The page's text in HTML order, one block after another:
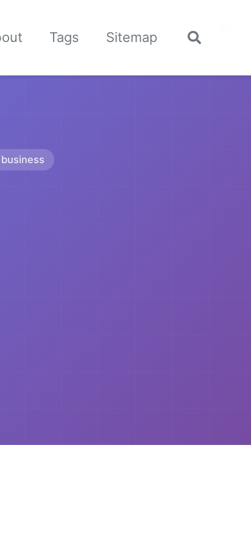
Tags Sitemap
Toggle
business